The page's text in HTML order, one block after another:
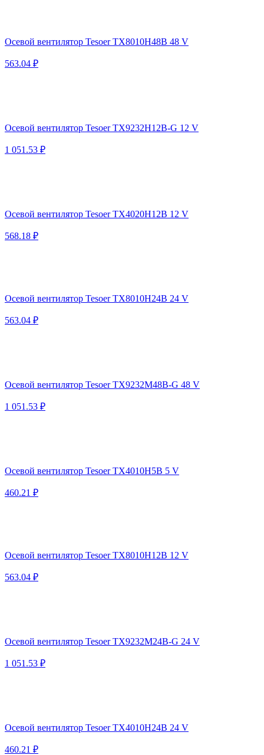
Осевой вентилятор Tesoer TX8010H48B 48 V
563.04 ₽
Осевой вентилятор Tesoer TX9232H12B-G 12 V
1 051.53 ₽
Осевой вентилятор Tesoer TX4020H12B 12 V
568.18 ₽
Осевой вентилятор Tesoer TX8010H24B 24 V
563.04 ₽
Осевой вентилятор Tesoer TX9232M48B-G 48 V
1 051.53 ₽
Осевой вентилятор Tesoer TX4010H5B 5 V
460.21 ₽
Осевой вентилятор Tesoer TX8010H12B 12 V
563.04 ₽
Осевой вентилятор Tesoer TX9232M24B-G 24 V
1 051.53 ₽
Осевой вентилятор Tesoer TX4010H24B 24 V
460.21 ₽